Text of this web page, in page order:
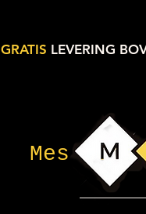
GRATIS LEVERING
Mes